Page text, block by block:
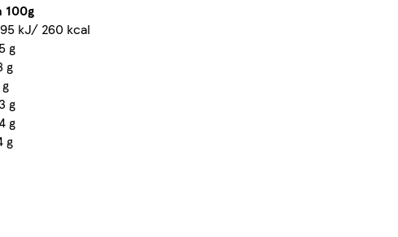
100g
kJ/ 260 kcal
g
g
g
g
g